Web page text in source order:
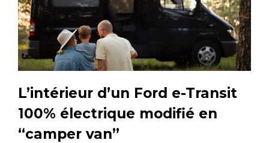
L’intérieur d’un Ford e-Transit
100% électrique modifié en
“camper van”